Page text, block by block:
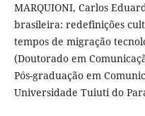
MARQUIONI, Carlos
brasileira: redefinições
tempos de migração
(Doutorado em
Pós-graduação em
Universidade Tuiuti do